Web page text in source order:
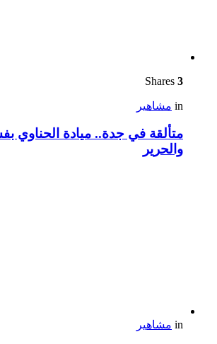
3
in مشاهير
متألقة في جدة.. ميادة الحناوي
والحرير
in مشاهير